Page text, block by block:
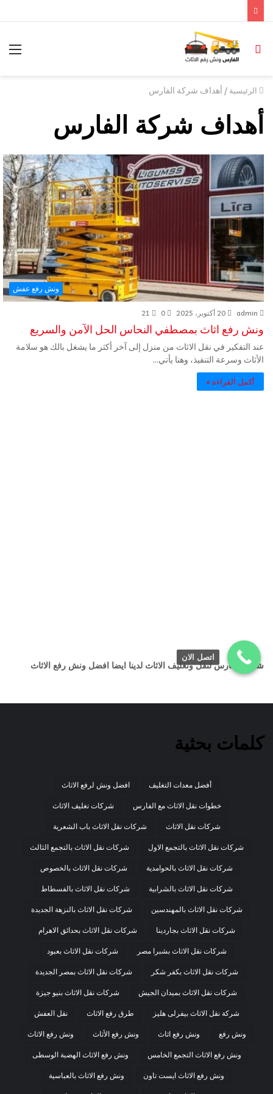
الرئيسية / أهداف شركة الفارس
أهداف شركة الفارس
ونش رفع عفش
admin 20 أكتوبر، 2025 0
21
ونش رفع اثاث بمصطفي النحاس الحل الآمن والسريع
عند التفكير في نقل الاثاث من منزل إلى آخر أكثر ما يشغل بالك هو سلامة
الأثاث وسرعة التنفيذ، وهنا يأتي…
أكمل القراءة »
شركة الفارس لنقل وتغليف الاثاث لدينا ايضا افضل ونش رفع الاثاث
كلمات بحثية
أفضل معدات التغليف افضل ونش لرفع الاثاث
خطوات نقل الاثاث مع الفارس شركات تغليف الاثاث
شركات نقل الاثاث شركات نقل الاثاث باب الشعرية
شركات نقل الاثاث بالتجمع الاول شركات نقل الاثاث بالتجمع الثالث
شركات نقل الاثاث بالحوامدية شركات نقل الاثاث بالخصوص
شركات نقل الاثاث بالشرابية شركات نقل الاثاث بالفسطاط
شركات نقل الاثاث بالمهندسين شركات نقل الاثاث بالنزهة الجديدة
شركات نقل الاثاث بجاردينا شركات نقل الاثاث بحدائق الاهرام
شركات نقل الاثاث بشبرا مصر شركات نقل الاثاث بعبود
شركات نقل الاثاث بكفر شكر شركات نقل الاثاث بمصر الجديدة
شركات نقل الاثاث بميدان الجيش شركات نقل الاثاث بنيو جيزة
شركة نقل الاثاث بيفرلى هليز طرق رفع الاثاث نقل العفش
ونش رفع ونش رفع اثاث ونش رفع الأثاث ونش رفع الاثاث
ونش رفع الاثاث التجمع الخامس ونش رفع الاثاث الهضبة الوسطى
ونش رفع الاثاث ايست تاون ونش رفع الاثاث بالعباسية
اتصل الان